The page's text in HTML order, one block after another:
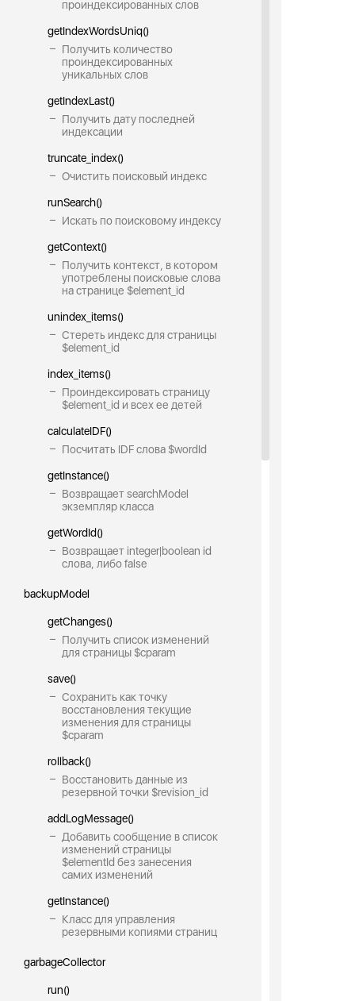
проиндексированных слов
getIndexWordsUniq()
Получить количество
проиндексированных
уникальных слов
getIndexLast()
Получить дату последней
индексации
truncate_index()
Очистить поисковый индекс
runSearch()
Искать по поисковому индексу
getContext()
Получить контекст, в котором
употреблены поисковые слова
на странице $element_id
unindex_items()
Стереть индекс для страницы
$element_id
index_items()
Проиндексировать страницу
$element_id и всех ее детей
calculateIDF()
Посчитать IDF слова $wordId
getInstance()
Возвращает searchModel
экземпляр класса
getWordId()
Возвращает integer|boolean id
слова, либо false
backupModel
getChanges()
Получить список изменений
для страницы $cparam
save()
Сохранить как точку
восстановления текущие
изменения для страницы
$cparam
rollback()
Восстановить данные из
резервной точки $revision_id
addLogMessage()
Добавить сообщение в список
изменений страницы
$elementId без занесения
самих изменений
getInstance()
Класс для управления
резервными копиями страниц
garbageCollector
run()